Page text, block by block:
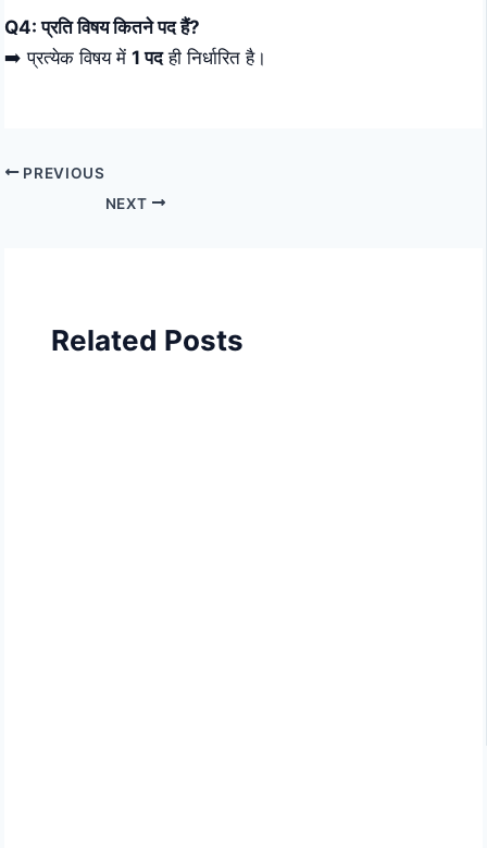
Q4: प्रति विषय कितने पद हैं?
➡️ प्रत्येक विषय में 1 पदही निर्धारित है।
PREVIOUS
NEXT
Related Posts